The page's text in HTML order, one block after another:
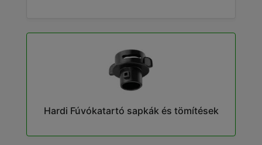
Hardi Fúvókatartó sapkák és tömítések